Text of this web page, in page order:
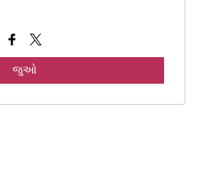
જુઓ